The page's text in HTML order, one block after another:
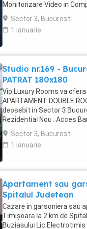
Monitorizare Video in
parcare PRIVAT in complex
Sector 3, Bucuresti
1 ianuarie
Studio nr.169 -
PATRAT 180x180
Vip Luxury Rooms va
APARTAMENT DOUBLE
deosebit in Sector 3
Rezidential Nou . Acces
Politia Locala Sector 3 )
Sector 3, Bucuresti
1 ianuarie
Apartament sau
Spitalul Judetean
Cazare in garsoniera sau
Timișoara la 2 km de
Buziasului Lic.Electrotimis